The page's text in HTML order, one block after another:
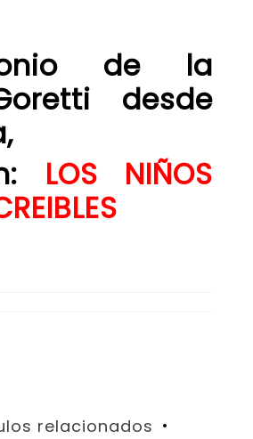
de la
desde
LOS NIÑOS
relacionados